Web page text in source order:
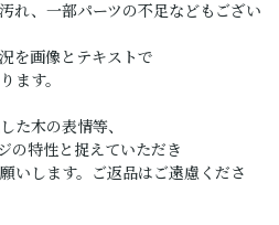
れ、一部パーツの不足などもござい
を画像とテキストで
ます。
た木の表情等、
の特性と捉えていただき
いします。ご返品はご遠慮くださ